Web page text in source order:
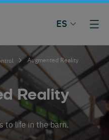
ES
Augmented Reality
Reality
to life in the barn.